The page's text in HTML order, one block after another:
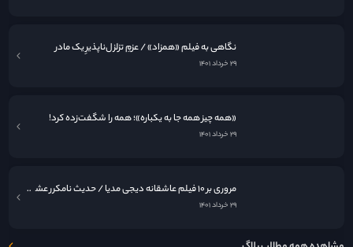
ما را درتلگرامدنبال کنید
سریال های بروز شده